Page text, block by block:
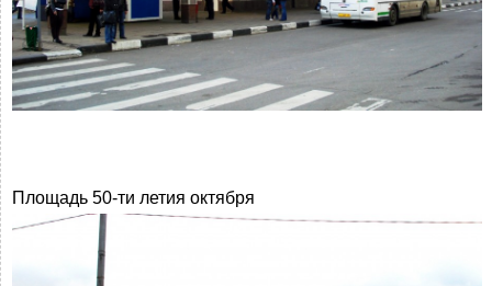
Площадь 50-ти летия октября